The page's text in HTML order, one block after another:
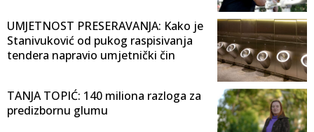
UMJETNOST PRESERAVANJA: Kako je
Stanivuković od pukog raspisivanja
tendera napravio umjetnički čin
TANJA TOPIĆ: 140 miliona razloga za
predizbornu glumu